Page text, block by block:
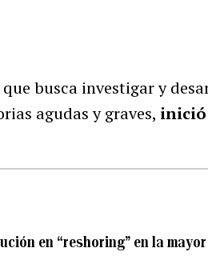
busca investigar y
agudas y graves, inició
en “reshoring” en la